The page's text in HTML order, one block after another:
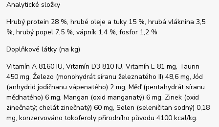
Analytické složky
Hrubý protein 28 %, hrubé oleje a tuky 15 %, hrubá vláknina 3,5
%, hrubý popel 7,5 %, vápník 1,4 %, fosfor 1,2 %
Doplňkové látky (na kg)
Vitamín A 8160 IU, Vitamín D3 810 IU, Vitamín E 81 mg, Taurin
450 mg, Železo (monohydrát síranu železnatého II) 48,6 mg, Jód
(anhydrid jodičnanu vápenatého) 2 mg, Měď (pentahydrát síranu
měďnatého) 6 mg, Mangan (oxid manganatý) 6 mg, Zinek (oxid
zinečnatý; chelát zinečnatý) 60 mg, Selen (seleničitan sodný) 0,18
mg, konzervováno tokoferoly přírodního původu 4100 kcal/kg.